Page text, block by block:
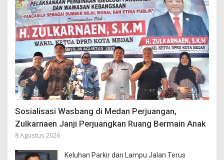
Sosialisasi Wasbang di Medan Perjuangan,
Zulkarnaen Janji Perjuangkan Ruang Bermain Anak
8 Agustus 2026
Keluhan Parkir dan Lampu Jalan Terus